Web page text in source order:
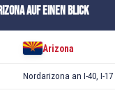
auf einen Blick
Arizona
Nordarizona an I-40, I-